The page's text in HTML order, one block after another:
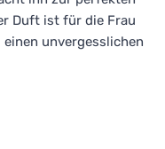
Duft ist für die Frau
unvergesslichen